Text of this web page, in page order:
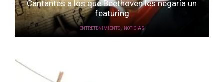
Cantantes a los que Beethoven les negaría un
featuring
ENTRETENIMIENTO, NOTICIAS